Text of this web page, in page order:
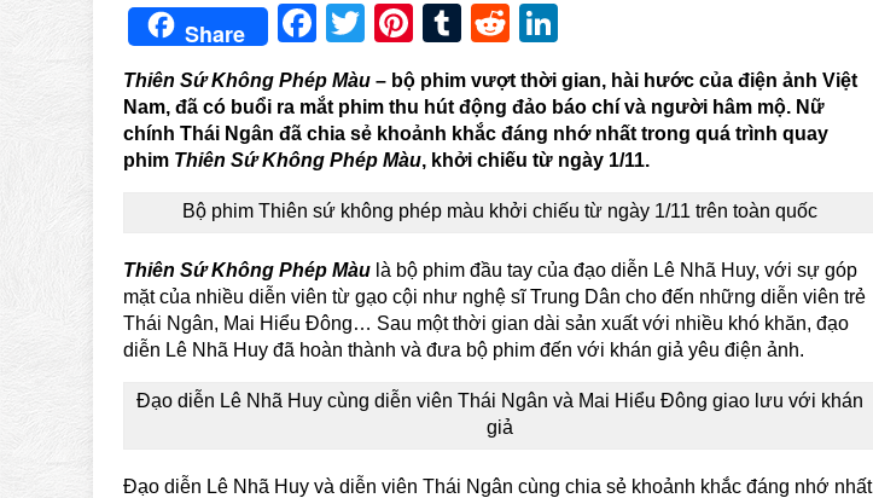
Share Facebook
TwitterPinterest
TumblrReddit
Thiên Sứ Không Phép Màu – bộ phim vượt thời gian, hài hước của điện ảnh Việt
Nam, đã có buổi ra mắt phim thu hút động đảo báo chí và người hâm mộ. Nữ
chính Thái Ngân đã chia sẻ khoảnh khắc đáng nhớ nhất trong quá trình quay
phim Thiên Sứ Không Phép Màu, khởi chiếu từ ngày 1/11.
Bộ phim Thiên sứ không phép màu khởi chiếu từ ngày 1/11 trên toàn quốc
Thiên Sứ Không Phép Màu là bộ phim đầu tay của đạo diễn Lê Nhã Huy, với sự góp
mặt của nhiều diễn viên từ gạo cội như nghệ sĩ Trung Dân cho đến những diễn viên trẻ
Thái Ngân, Mai Hiểu Đông… Sau một thời gian dài sản xuất với nhiều khó khăn, đạo
diễn Lê Nhã Huy đã hoàn thành và đưa bộ phim đến với khán giả yêu điện ảnh.
Đạo diễn Lê Nhã Huy cùng diễn viên Thái Ngân và Mai Hiểu Đông giao lưu với khán
giả
Đạo diễn Lê Nhã Huy và diễn viên Thái Ngân cùng chia sẻ khoảnh khắc đáng nhớ nhất